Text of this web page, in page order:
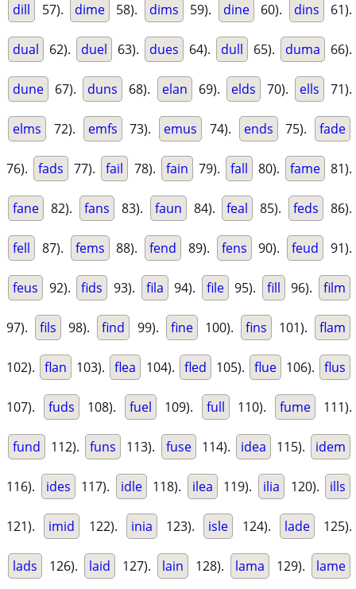
dill 57). dime 58). dims 59). dine 60). dins 61).
dual 62). duel 63). dues 64). dull 65). duma 66).
dune 67). duns 68). elan 69). elds 70). ells 71).
elms 72). emfs 73). emus 74). ends 75). fade
76). fads 77). fail 78). fain 79). fall 80). fame 81).
fane 82). fans 83). faun 84). feal 85). feds 86).
fell 87). fems 88). fend 89). fens 90). feud 91).
feus 92). fids 93). fila 94). file 95). fill 96). film
97). fils 98). find 99). fine 100). fins 101). flam
102). flan 103). flea 104). fled 105). flue 106). flus
107). fuds 108). fuel 109). full 110). fume 111).
fund 112). funs 113). fuse 114). idea 115). idem
116). ides 117). idle 118). ilea 119). ilia 120). ills
121). imid 122). inia 123). isle 124). lade 125).
lads 126). laid 127). lain 128). lama 129). lame